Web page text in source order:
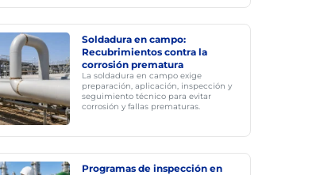
Soldadura en campo:
Recubrimientos contra la
corrosión prematura
La soldadura en campo exige
preparación, aplicación, inspección y
seguimiento técnico para evitar
corrosión y fallas prematuras.
Programas de inspección en